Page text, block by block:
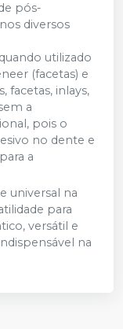
pós-
diversos
utilizado
(facetas) e
facetas, inlays,
a
pois o
no dente e
a
universal na
para
versátil e
na